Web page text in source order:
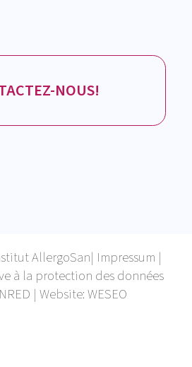
NOUS!
AllergoSan| Impressum |
à la protection des données
| Website:WESEO